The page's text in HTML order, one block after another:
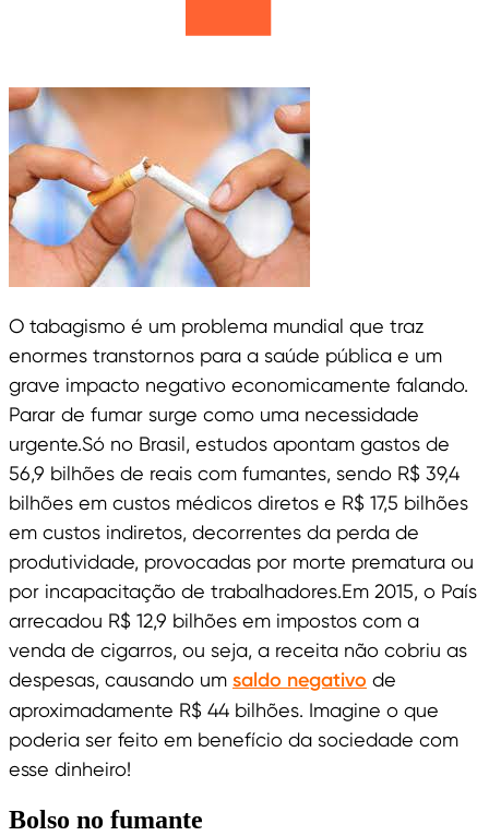
O tabagismo é um problema mundial que traz
enormes transtornos para a saúde pública e um
grave impacto negativo economicamente falando.
Parar de fumar surge como uma necessidade
urgente.Só no Brasil, estudos apontam gastos de
56,9 bilhões de reais com fumantes, sendo R$ 39,4
bilhões em custos médicos diretos e R$ 17,5 bilhões
em custos indiretos, decorrentes da perda de
produtividade, provocadas por morte prematura ou
por incapacitação de trabalhadores.Em 2015, o País
arrecadou R$ 12,9 bilhões em impostos com a
venda de cigarros, ou seja, a receita não cobriu as
despesas, causando um saldo negativo de
aproximadamente R$ 44 bilhões. Imagine o que
poderia ser feito em benefício da sociedade com
esse dinheiro!
Bolso no fumante